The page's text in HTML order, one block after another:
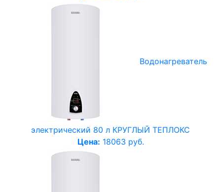
Водонагреватель
электрический 80 л КРУГЛЫЙ ТЕПЛОКС
Цена: 18063 руб.